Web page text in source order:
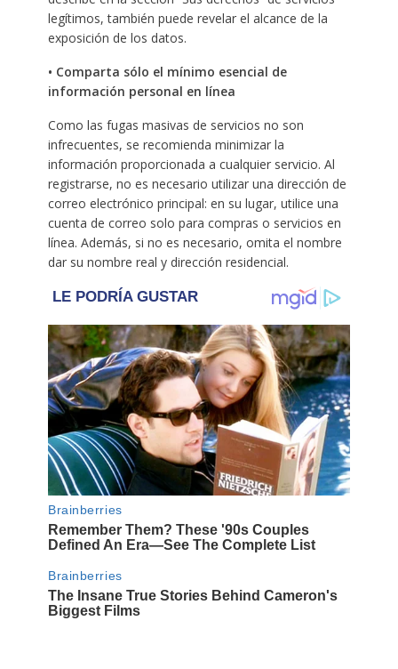
legítimos, también puede revelar el alcance de la
exposición de los datos.
• Comparta sólo el mínimo esencial de
información personal en línea
Como las fugas masivas de servicios no son
infrecuentes, se recomienda minimizar la
información proporcionada a cualquier servicio. Al
registrarse, no es necesario utilizar una dirección de
correo electrónico principal: en su lugar, utilice una
cuenta de correo solo para compras o servicios en
línea. Además, si no es necesario, omita el nombre
dar su nombre real y dirección residencial.